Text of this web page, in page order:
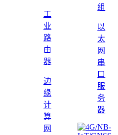
工
业
路
由
器
边
缘
计
算
网
组
以
太
网
串
口
服
务
器